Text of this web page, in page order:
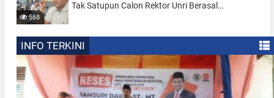
568
Tak Satupun Calon Rektor Unri Berasal…
INFO TERKINI